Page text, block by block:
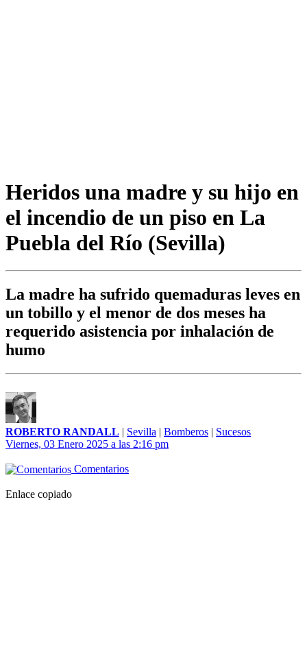
Heridos una madre y su hijo en
el incendio de un piso en La
Puebla del Río (Sevilla)
La madre ha sufrido quemaduras leves en
un tobillo y el menor de dos meses ha
requerido asistencia por inhalación de
humo
ROBERTO RANDALL | Sevilla | Bomberos | Sucesos
Viernes, 03 Enero 2025 a las 2:16 pm
Comentarios
Enlace copiado